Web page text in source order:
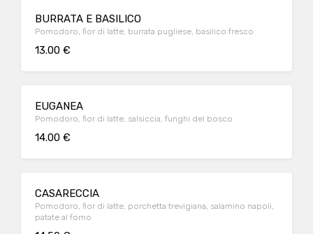
BURRATA E BASILICO
Pomodoro, fior di latte, burrata pugliese, basilico fresco
13.00 €
EUGANEA
Pomodoro, fior di latte, salsiccia, funghi del bosco
14.00 €
CASARECCIA
Pomodoro, fior di latte, porchetta trevigiana, salamino napoli,
patate al forno